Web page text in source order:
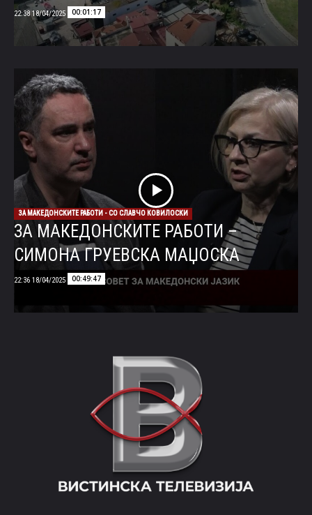
00:01:17
18/04/2025 22:38
ЗА МАКЕДОНСКИТЕ РАБОТИ - СО СЛАВЧО КОВИЛОСКИ
ЗА МАКЕДОНСКИТЕ РАБОТИ –
СИМОНА ГРУЕВСКА МАЏОСКА
00:49:47
18/04/2025 22:36